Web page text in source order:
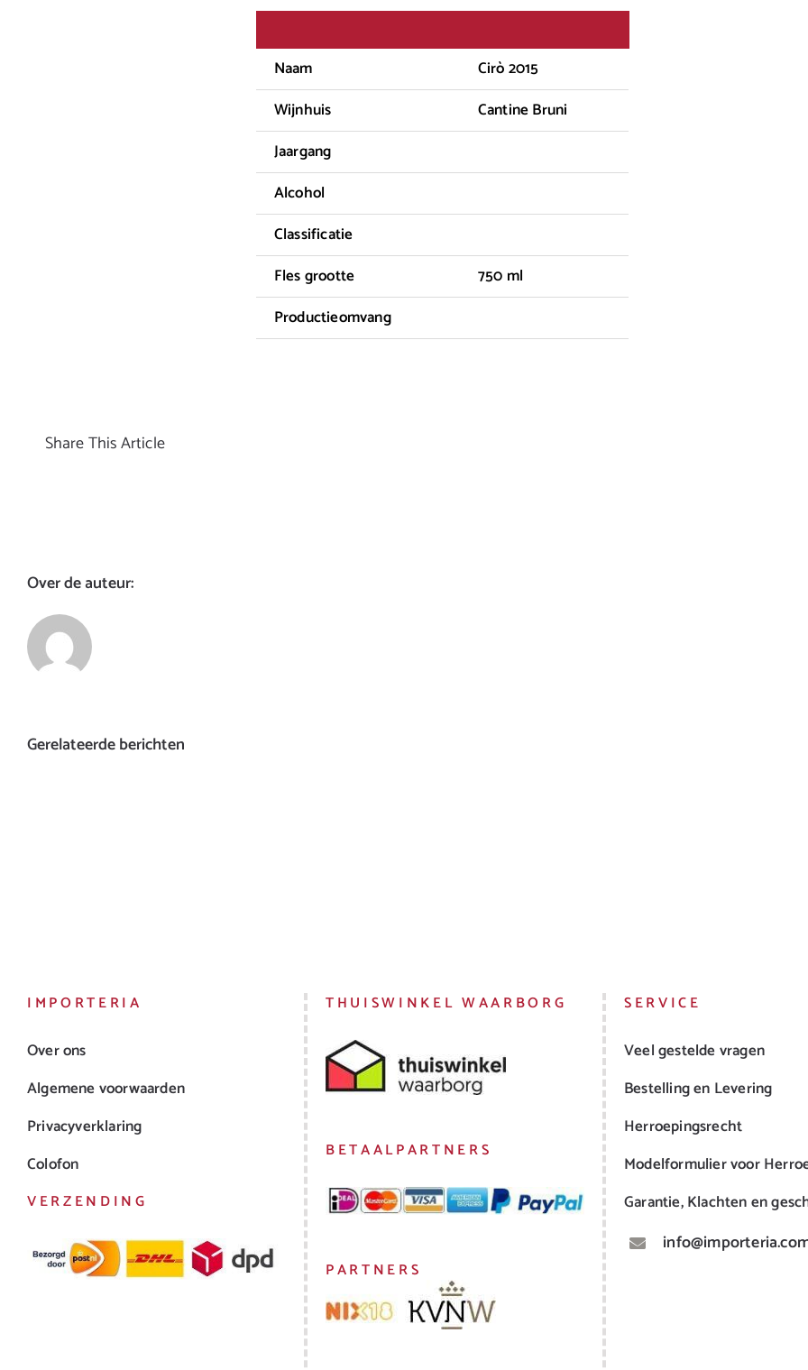
Naam
Cirò 2015
Wijnhuis
Cantine Bruni
Jaargang
Alcohol
Classificatie
Fles grootte
750 ml
Productieomvang
Share This Article
Over de auteur:
Gerelateerde berichten
IMPORTERIA
Over ons
Algemene voorwaarden
Privacyverklaring
Colofon
VERZENDING
THUISWINKEL WAARBORG
BETAALPARTNERS
PARTNERS
SERVICE
Veel gestelde vragen
Bestelling en Levering
Herroepingsrecht
Modelformulier voor
Garantie, Klachten en